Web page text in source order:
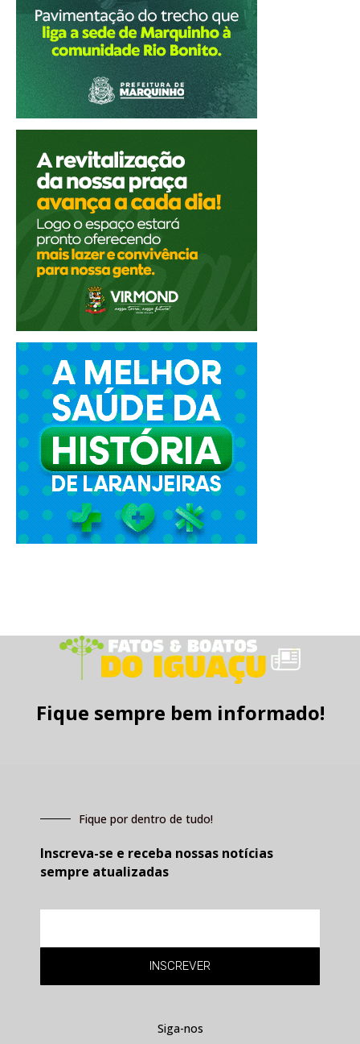
Fique sempre bem informado!
Fique por dentro de tudo!
Inscreva-se e receba nossas notícias
sempre atualizadas
INSCREVER
Siga-nos